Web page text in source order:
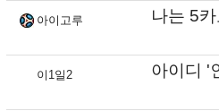
아이고루 나는 5
이1일2 아이디 '